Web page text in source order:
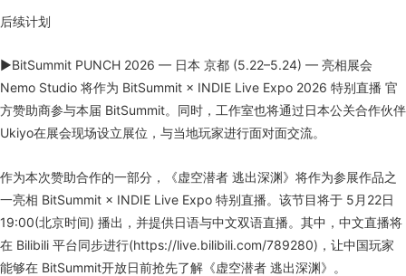
后续计划
▶BitSummit PUNCH 2026 — 日本 京都 (5.22–5.24) — 亮相展会
Nemo Studio 将作为 BitSummit × INDIE Live Expo 2026 特别直播 官
方赞助商参与本届 BitSummit。同时，工作室也将通过日本公关合作伙伴
Ukiyo在展会现场设立展位，与当地玩家进行面对面交流。
作为本次赞助合作的一部分，《虚空潜者 逃出深渊》将作为参展作品之
一亮相 BitSummit × INDIE Live Expo 特别直播。该节目将于 5月22日
19:00(北京时间) 播出，并提供日语与中文双语直播。其中，中文直播将
在 Bilibili 平台同步进行(https://live.bilibili.com/789280)，让中国玩家
能够在 BitSummit开放日前抢先了解《虚空潜者 逃出深渊》。